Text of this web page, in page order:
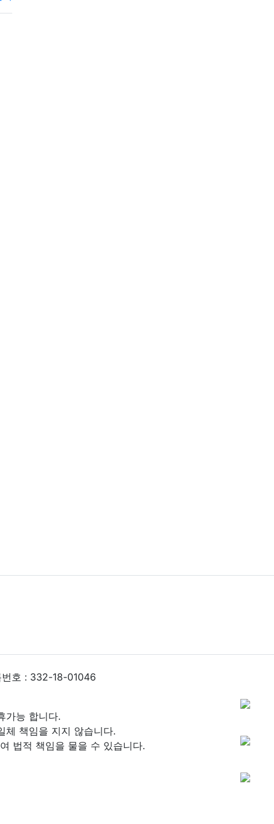
번호 : 332-18-01046
가능 합니다.
체 책임을 지지 않습니다.
법적 책임을 물을 수 있습니다.